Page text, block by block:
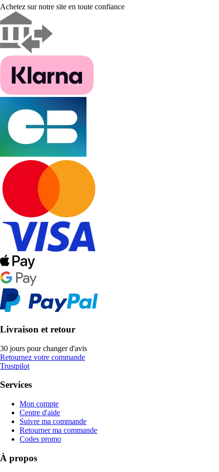
Achetez sur notre site en toute confiance
Livraison et retour
30 jours pour changer d'avis
Retournez votre commande
Trustpilot
Services
Mon compte
Centre d'aide
Suivre ma commande
Retourner ma commande
Codes promo
À propos